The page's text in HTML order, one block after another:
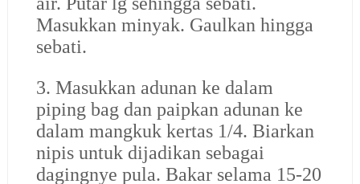
Masukkan minyak. Gaulkan hingga
sebati.
3. Masukkan adunan ke dalam
piping bag dan paipkan adunan ke
dalam mangkuk kertas 1/4. Biarkan
nipis untuk dijadikan sebagai
dagingnye pula. Bakar selama 15-20